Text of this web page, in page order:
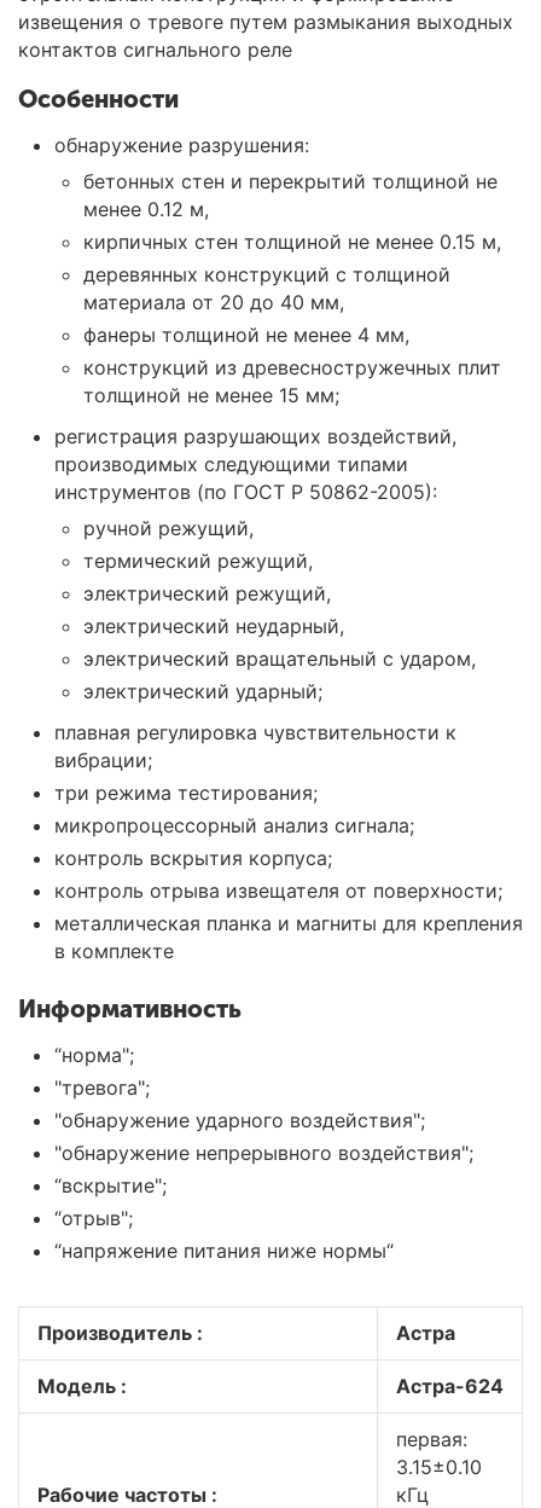
извещения о тревоге путем размыкания выходных
контактов сигнального реле
Особенности
обнаружение разрушения:
бетонных стен и перекрытий толщиной не
менее 0.12 м,
кирпичных стен толщиной не менее 0.15 м,
деревянных конструкций с толщиной
материала от 20 до 40 мм,
фанеры толщиной не менее 4 мм,
конструкций из древесностружечных плит
толщиной не менее 15 мм;
регистрация разрушающих воздействий,
производимых следующими типами
инструментов (по ГОСТ Р 50862-2005):
ручной режущий,
термический режущий,
электрический режущий,
электрический неударный,
электрический вращательный с ударом,
электрический ударный;
плавная регулировка чувствительности к
вибрации;
три режима тестирования;
микропроцессорный анализ сигнала;
контроль вскрытия корпуса;
контроль отрыва извещателя от поверхности;
металлическая планка и магниты для крепления
в комплекте
Информативность
“норма";
"тревога";
"обнаружение ударного воздействия";
"обнаружение непрерывного воздействия";
“вскрытие";
“отрыв";
“напряжение питания ниже нормы“
Производитель : Астра
Модель : Астра-624
Рабочие частоты :
первая:
3.15±0.10
кГц